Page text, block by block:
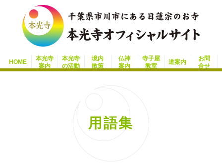
HOME
本光寺
案内
本光寺
の活動
境内
散策
仏神
案内
寺子屋
教室
道案内
お問
合せ
用語集